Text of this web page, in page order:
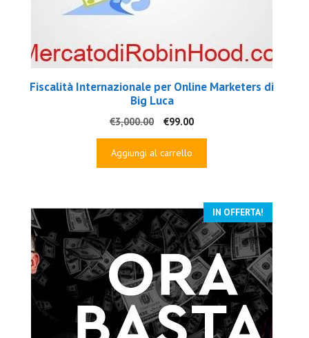
Fiscalità Internazionale per Online Marketers di
Big Luca
€3,000.00
Il
prezzo
originale
€99.00Il
prezzo
Aggiungi al carrello
IN OFFERTA!